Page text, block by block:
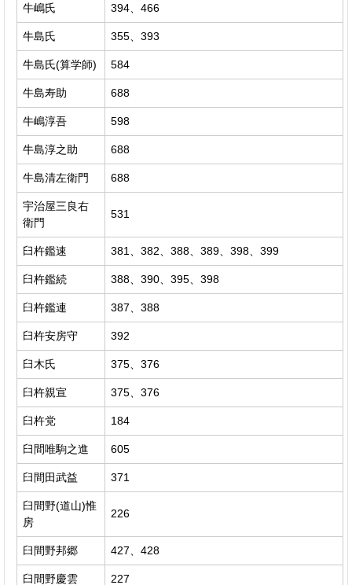
牛嶋氏 394、466
牛島氏 355、393
牛島氏(算学師) 584
牛島寿助 688
牛嶋淳吾 598
牛島淳之助 688
牛島清左衛門 688
宇治屋三良右
衛門
531
臼杵鑑速 381、382、388、389、398、399
臼杵鑑続 388、390、395、398
臼杵鑑連 387、388
臼杵安房守 392
臼木氏 375、376
臼杵親宣 375、376
臼杵党 184
臼間唯駒之進 605
臼間田武益 371
臼間野(道山)惟
房
226
臼間野邦郷 427、428
臼間野慶雲 227